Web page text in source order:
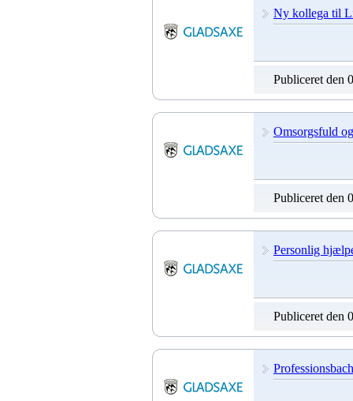
Ny kollega til
Publiceret den
Omsorgsfuld
Publiceret den
Personlig
Publiceret den